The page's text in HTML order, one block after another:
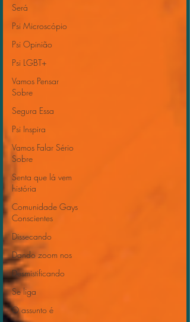
Será
Psi Microscópio
Psi Opinião
Psi LGBT+
Vamos Pensar
Sobre
Segura Essa
Psi Inspira
Vamos Falar Sério
Sobre
Senta que lá vem
história
Comunidade Gays
Conscientes
Dissecando
Dando zoom nos
Desmistificando
Se liga
O assunto é